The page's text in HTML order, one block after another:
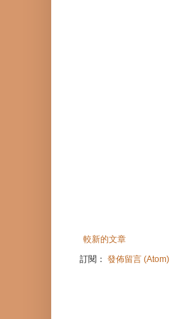
較新的文章
訂閱： 發佈留言 (Atom)